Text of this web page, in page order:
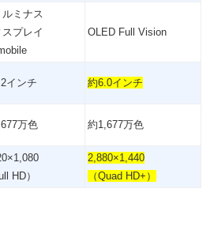
ルミナス
プレイ
OLED Full Vision
インチ 約6.0インチ
万色 約1,677万色
HD）
2,880×1,440
（Quad HD+）